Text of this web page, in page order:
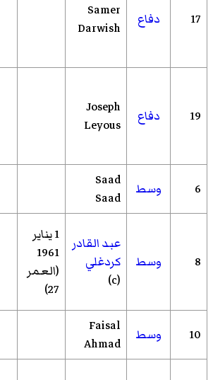
17 دفاع
Samer
Darwish
19 دفاع
Joseph
Leyous
6 وسط
Saad
Saad
8 وسط
عبد القادر
كردغلي
(c)
1 يناير
1961
(العمر
27)
10 وسط
Faisal
Ahmad